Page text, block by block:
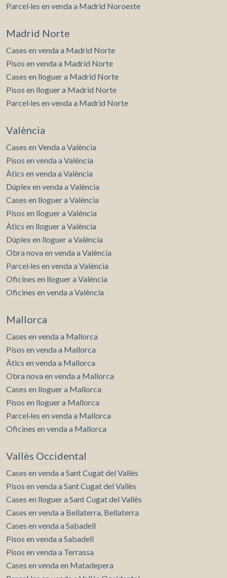
Parcel·les en venda a Madrid Noroeste
Madrid Norte
Cases en venda a Madrid Norte
Pisos en venda a Madrid Norte
Cases en lloguer a Madrid Norte
Pisos en lloguer a Madrid Norte
Parcel·les en venda a Madrid Norte
València
Cases en Venda a València
Pisos en venda a València
Àtics en venda a València
Dúplex en venda a València
Cases en lloguer a València
Pisos en lloguer a València
Àtics en lloguer a València
Dúplex en lloguer a València
Obra nova en venda a València
Parcel·les en venda a València
Oficines en lloguer a València
Oficines en venda a València
Mallorca
Cases en venda a Mallorca
Pisos en venda a Mallorca
Àtics en venda a Mallorca
Obra nova en venda a Mallorca
Cases en lloguer a Mallorca
Pisos en lloguer a Mallorca
Parcel·les en venda a Mallorca
Oficines en venda a Mallorca
Vallès Occidental
Cases en venda a Sant Cugat del Vallès
Pisos en venda a Sant Cugat del Vallès
Cases en lloguer a Sant Cugat del Vallès
Cases en venda a Bellaterra, Bellaterra
Cases en venda a Sabadell
Pisos en venda a Sabadell
Pisos en venda a Terrassa
Cases en venda en Matadepera